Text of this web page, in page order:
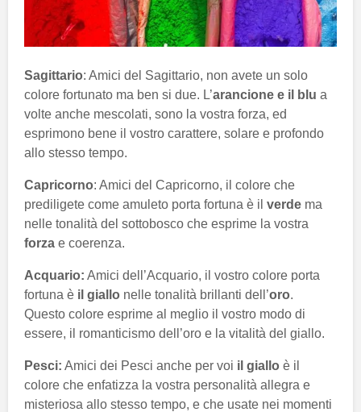
Sagittario: Amici del Sagittario, non avete un solo
colore fortunato ma ben si due. L’arancione e il blu a
volte anche mescolati, sono la vostra forza, ed
esprimono bene il vostro carattere, solare e profondo
allo stesso tempo.
Capricorno: Amici del Capricorno, il colore che
prediligete come amuleto porta fortuna è il verde ma
nelle tonalità del sottobosco che esprime la vostra
forza e coerenza.
Acquario: Amici dell’Acquario, il vostro colore porta
fortuna è il giallo nelle tonalità brillanti dell’oro.
Questo colore esprime al meglio il vostro modo di
essere, il romanticismo dell’oro e la vitalità del giallo.
Pesci: Amici dei Pesci anche per voi il giallo è il
colore che enfatizza la vostra personalità allegra e
misteriosa allo stesso tempo, e che usate nei momenti